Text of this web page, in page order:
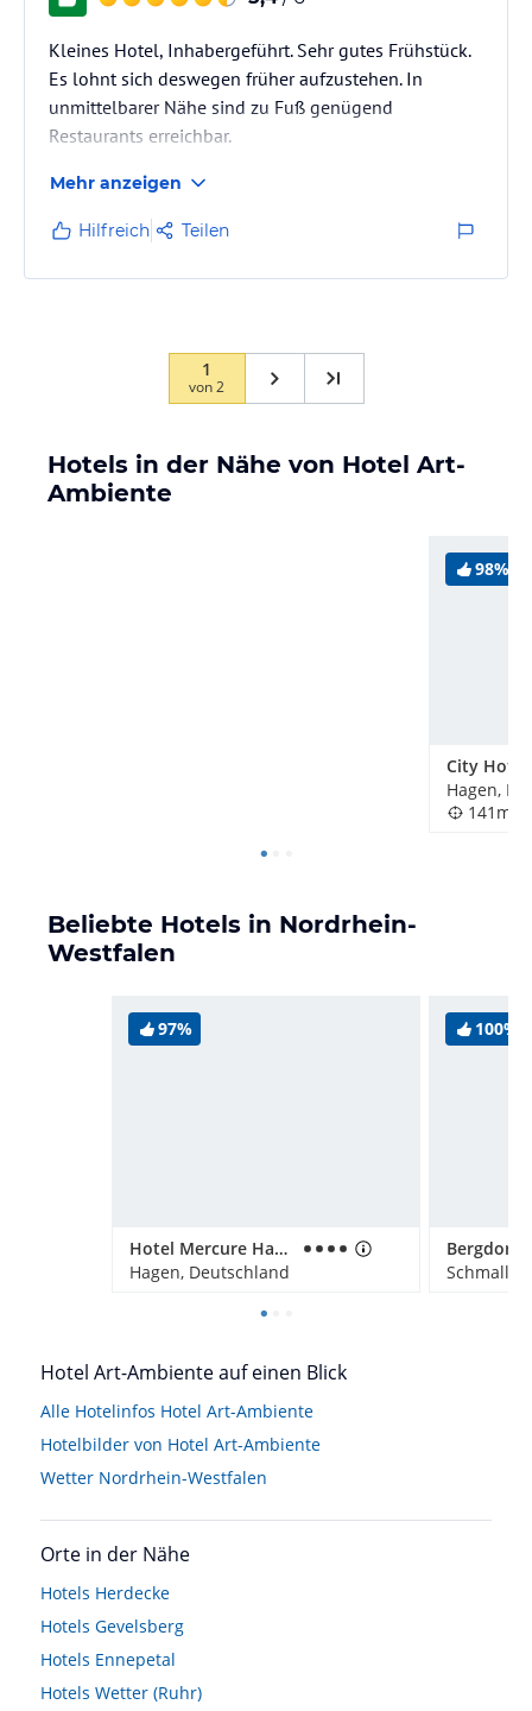
Kleines Hotel, Inhabergeführt. Sehr gutes Frühstück.
Es lohnt sich deswegen früher aufzustehen. In
unmittelbarer Nähe sind zu Fuß genügend
Restaurants erreichbar.
Mehr anzeigen
Hilfreich Teilen
1
von2
Hotels in der Nähe von Hotel Art-
Ambiente
98%
Hagen,
141m
Beliebte Hotels in Nordrhein-
Westfalen
97%
Hotel Mercure Hagen
Hagen, Deutschland
100%
Hotel Art-Ambiente auf einen Blick
Alle Hotelinfos Hotel Art-Ambiente
Hotelbilder von Hotel Art-Ambiente
Wetter Nordrhein-Westfalen
Orte in der Nähe
Hotels Herdecke
Hotels Gevelsberg
Hotels Ennepetal
Hotels Wetter (Ruhr)